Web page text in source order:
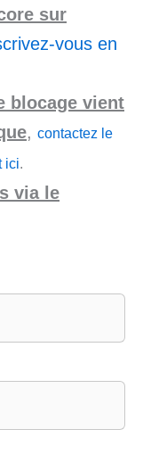
sur
vous en
blocage vient
, contactez le
ici.
via le